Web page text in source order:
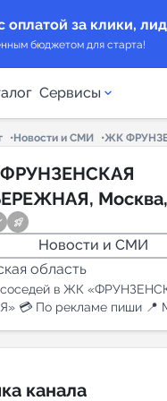
оплатой за клики,
бюджетом для старта!
Сервисы
каналов
предложения
каналов в
Новости и СМИ
ЖК
Новости и СМИ
область
соседей в ЖК
💳 По рекламе пиши
канала